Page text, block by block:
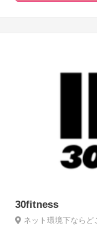
30fitness
ネット環境下ならど